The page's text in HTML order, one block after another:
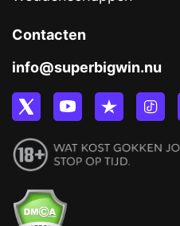
Contacten
info@superbigwin.nu